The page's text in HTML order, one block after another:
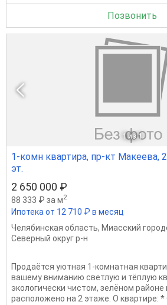
Позвонить
1 из 1
1-комн квартира, пр-кт Макеева,
эт.
2 650 000 ₽
88 333 ₽ за м2
Ипотека от 12 710 ₽ в месяц
Челябинская область, Миасский
Северный округ р-н
Продаётся уютная 1-комнатная
вашему вниманию светлую и тёплую
экологически чистом, зелёном
расположено на 2 этаже. О квартире: